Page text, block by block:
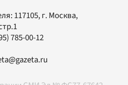
117105, г. Москва,
785-00-12